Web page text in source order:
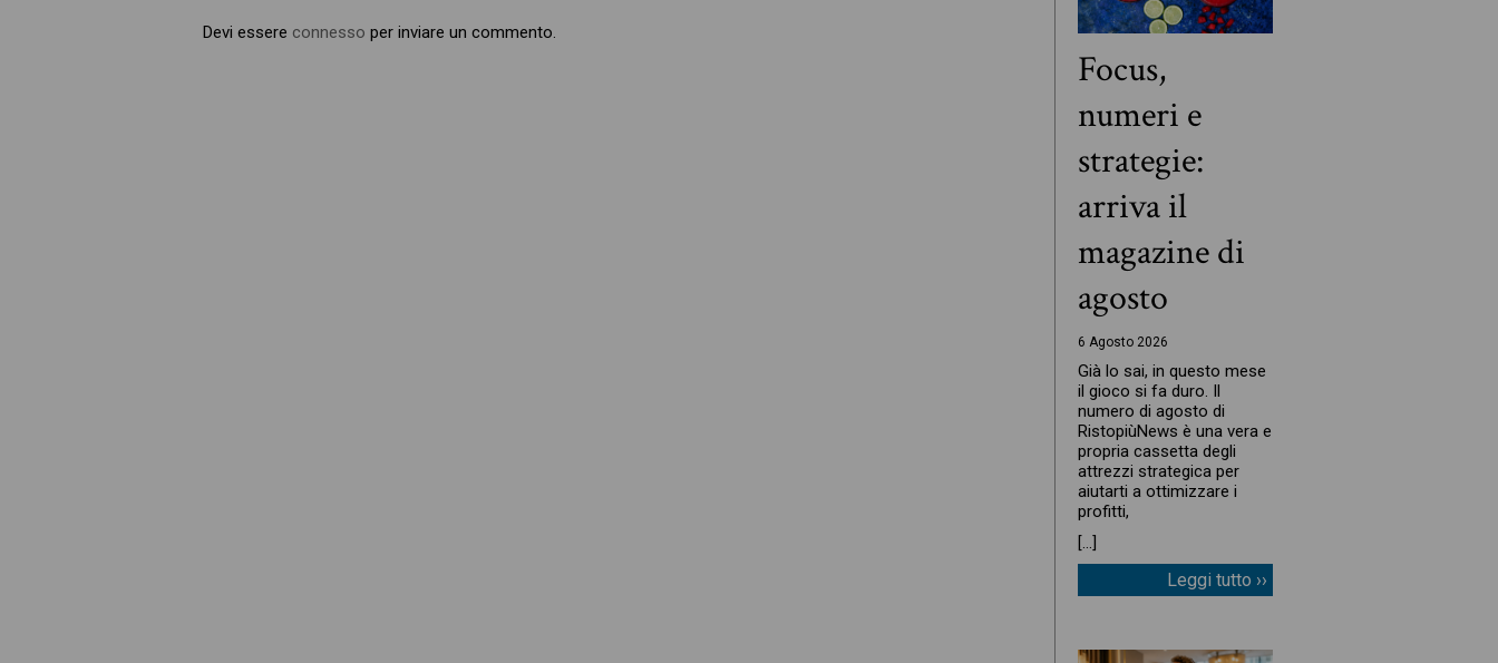
Devi essere connesso per inviare un commento.
Focus,
numeri e
strategie:
arriva il
magazine di
agosto
6 Agosto 2026
Già lo sai, in questo mese
il gioco si fa duro. Il
numero di agosto di
RistopiùNews è una vera e
propria cassetta degli
attrezzi strategica per
aiutarti a ottimizzare i
profitti,
[…]
Leggi tutto ››